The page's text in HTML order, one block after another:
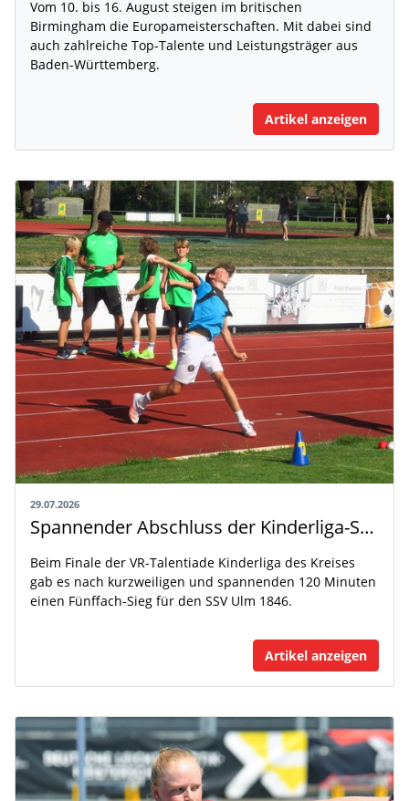
Vom 10. bis 16. August steigen im britischen
Birmingham die Europameisterschaften. Mit dabei sind
auch zahlreiche Top-Talente und Leistungsträger aus
Baden-Württemberg.
Artikel anzeigen
29.07.2026
Spannender Abschluss der Kinderliga-Saison
Beim Finale der VR-Talentiade Kinderliga des Kreises
gab es nach kurzweiligen und spannenden 120 Minuten
einen Fünffach-Sieg für den SSV Ulm 1846.
Artikel anzeigen